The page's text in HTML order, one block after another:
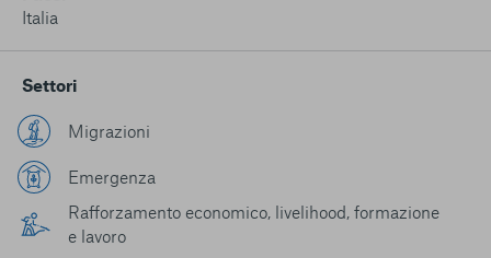
conto del fatto che il blocco di alcuni cookie può
funzionamento. Premendo “Conferma le mie scelte”, la
selezione relativa ai cookie effettuata verrà salvata. Se non è
equivarrà a rifiutare tutti i cookie. Per ulteriori informazioni, è
possibile consultare la nostra
Cookie strettamente necessari
Italia
Settori
Migrazioni
Emergenza
Rafforzamento economico, livelihood, formazione
e lavoro